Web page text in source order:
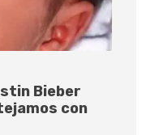
Bieber
con